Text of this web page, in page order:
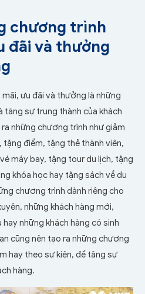
chương trình
đãi và thưởng
ưu đãi và thưởng là những
tăng sự trung thành của khách
những chương trình như giảm
điểm, tặng thẻ thành viên,
máy bay, tặng tour du lịch, tặng
khóa học hay tặng sách về du
chương trình dành riêng cho
những khách hàng mới,
những khách hàng có sinh
cũng nên tạo ra những chương
hay theo sự kiện, để tăng sự
hàng.